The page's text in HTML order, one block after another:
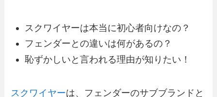
スクワイヤーは本当に初心者向けなの？
フェンダーとの違いは何があるの？
恥ずかしいと言われる理由が知りたい！
スクワイヤーは、フェンダーのサブブランドと